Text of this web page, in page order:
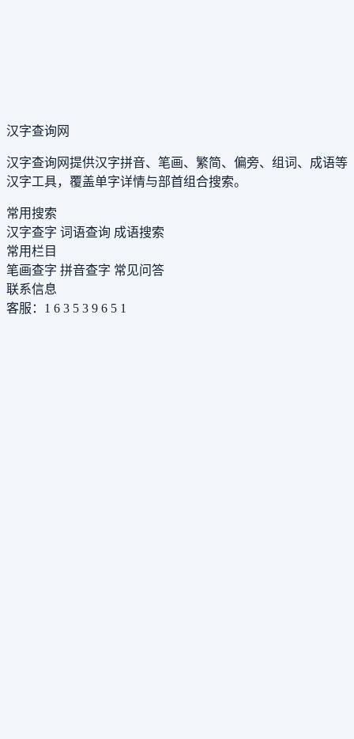
汉字查询网
汉字查询网提供汉字拼音、笔画、繁简、偏旁、组词、成语等
汉字工具，覆盖单字详情与部首组合搜索。
常用搜索
汉字查字 词语查询 成语搜索
常用栏目
笔画查字 拼音查字 常见问答
联系信息
客服：1 6 3 5 3 9 6 5 1